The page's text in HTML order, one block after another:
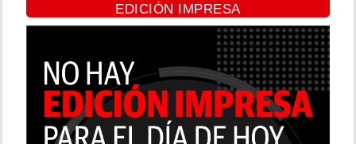
EDICIÓN IMPRESA